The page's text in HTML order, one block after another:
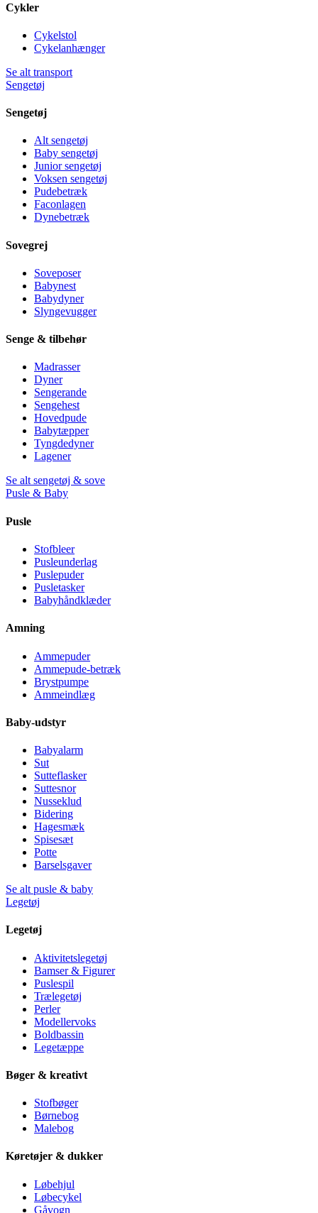
Cykler
Cykelstol
Cykelanhænger
Se alt transport
Sengetøj
Sengetøj
Alt sengetøj
Baby sengetøj
Junior sengetøj
Voksen sengetøj
Pudebetræk
Faconlagen
Dynebetræk
Sovegrej
Soveposer
Babynest
Babydyner
Slyngevugger
Senge & tilbehør
Madrasser
Dyner
Sengerande
Sengehest
Hovedpude
Babytæpper
Tyngdedyner
Lagener
Se alt sengetøj & sove
Pusle & Baby
Pusle
Stofbleer
Pusleunderlag
Puslepuder
Pusletasker
Babyhåndklæder
Amning
Ammepuder
Ammepude-betræk
Brystpumpe
Ammeindlæg
Baby-udstyr
Babyalarm
Sut
Sutteflasker
Suttesnor
Nusseklud
Bidering
Hagesmæk
Spisesæt
Potte
Barselsgaver
Se alt pusle & baby
Legetøj
Legetøj
Aktivitetslegetøj
Bamser & Figurer
Puslespil
Trælegetøj
Perler
Modellervoks
Boldbassin
Legetæppe
Bøger & kreativt
Stofbøger
Børnebog
Malebog
Køretøjer & dukker
Løbehjul
Løbecykel
Gåvogn